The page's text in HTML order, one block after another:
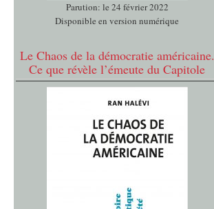
Parution: le 24 février 2022
Disponible en version numérique
Le Chaos de la démocratie américaine.
Ce que révèle l’émeute du Capitole